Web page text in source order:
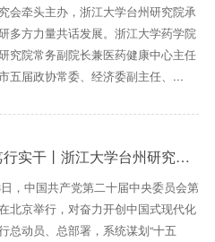
会牵头主办，浙江大学台州研究院承
多方力量共话发展。浙江大学药学院
究院常务副院长兼医药健康中心主任
五届政协常委、经济委副主任、...
江大学台州研究院党员热议党的二十届四中全会
，中国共产党第二十届中央委员会第
北京举行，对奋力开创中国式现代化
总动员、总部署，系统谋划“十五